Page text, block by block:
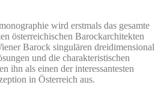
wird erstmals das gesamte
österreichischen Barockarchitekten
Barock singulären dreidimensional
und die charakteristischen
ihn als einen der interessantesten
in Österreich aus.